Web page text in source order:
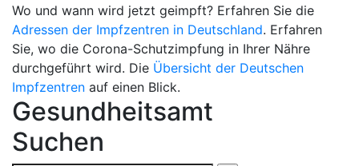
Wo und wann wird jetzt geimpft? Erfahren Sie die
Adressen der Impfzentren in Deutschland. Erfahren
Sie, wo die Corona-Schutzimpfung in Ihrer Nähre
durchgeführt wird. Die Übersicht der Deutschen
Impfzentren auf einen Blick.
Gesundheitsamt
Suchen